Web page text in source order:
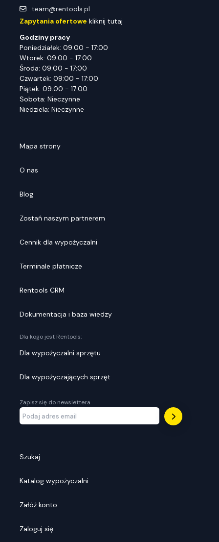
team@rentools.pl
Zapytania ofertowe kliknij tutaj
Godziny pracy
Poniedziałek: 09:00 - 17:00
Wtorek: 09:00 - 17:00
Środa: 09:00 - 17:00
Czwartek: 09:00 - 17:00
Piątek: 09:00 - 17:00
Sobota: Nieczynne
Niedziela: Nieczynne
Mapa strony
O nas
Blog
Zostań naszym partnerem
Cennik dla wypożyczalni
Terminale płatnicze
Rentools CRM
Dokumentacja i baza wiedzy
Dla kogo jest Rentools:
Dla wypożyczalni sprzętu
Dla wypożyczających sprzęt
Zapisz się do newslettera
Szukaj
Katalog wypożyczalni
Załóż konto
Zaloguj się